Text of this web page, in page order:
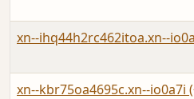
xn--ihq44h2rc462itoa.xn--
xn--kbr75oa4695c.xn--io0a7i